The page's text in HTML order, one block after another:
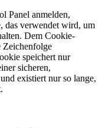
Panel anmelden,
das verwendet wird, um
Dem Cookie-
Zeichenfolge
speichert nur
sicheren,
existiert nur so lange,